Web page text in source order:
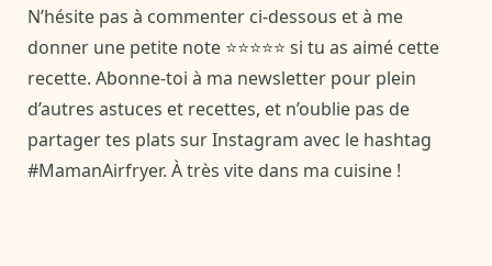
N’hésite pas à commenter ci-dessous et à me
donner une petite note ⭐⭐⭐⭐⭐ si tu as aimé cette
recette. Abonne-toi à ma newsletter pour plein
d’autres astuces et recettes, et n’oublie pas de
partager tes plats sur Instagram avec le hashtag
#MamanAirfryer. À très vite dans ma cuisine !